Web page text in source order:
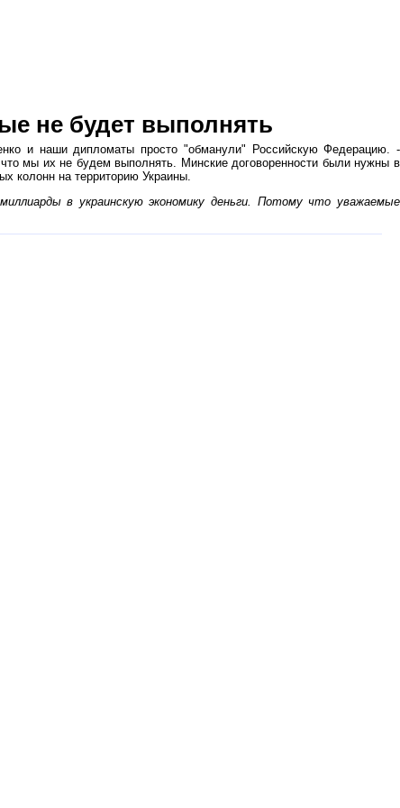
не будет выполнять
и наши дипломаты просто "обманули" Российскую Федерацию. -
мы их не будем выполнять. Минские договоренности были нужны в
колонн на территорию Украины.
миллиарды в украинскую экономику деньги. Потому что уважаемые